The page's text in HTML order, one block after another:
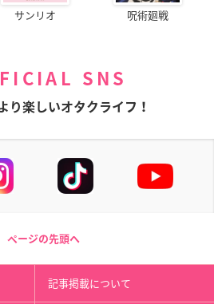
サンリオ 呪術廻戦
SNS
り楽しいオタクライフ！
ページの先頭へ
記事掲載について